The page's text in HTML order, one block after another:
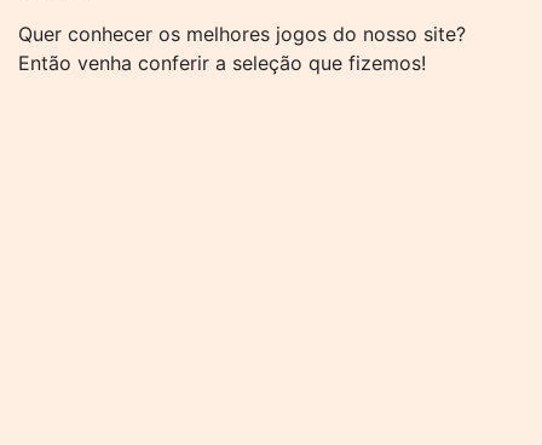
Quer conhecer os melhores jogos do nosso site?
Então venha conferir a seleção que fizemos!